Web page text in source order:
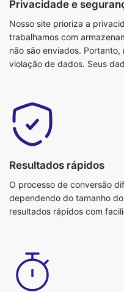
Privacidade e
Nosso site prioriza a
trabalhamos com
não são enviados.
violação de dados. Seus
Resultados rápidos
O processo de conversão
dependendo do tamanho
resultados rápidos com